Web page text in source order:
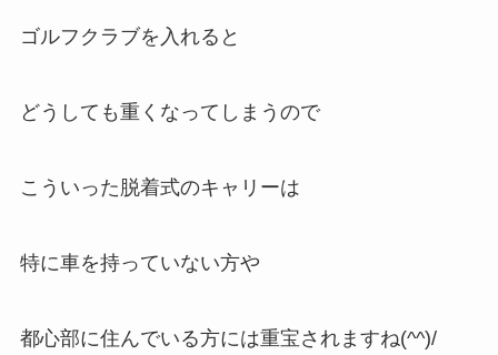
ゴルフクラブを入れると
どうしても重くなってしまうので
こういった脱着式のキャリーは
特に車を持っていない方や
都心部に住んでいる方には重宝されますね(^^)/